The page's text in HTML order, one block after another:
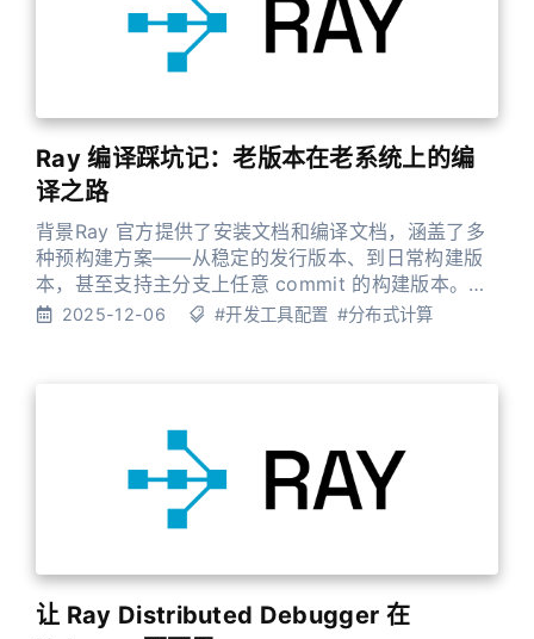
Ray 编译踩坑记：老版本在老系统上的编
译之路
背景Ray 官方提供了安装文档和编译文档，涵盖了多
种预构建方案——从稳定的发行版本、到日常构建版
本，甚至支持主分支上任意 commit 的构建版本。在
多平台、多 Python 版本和多芯片架构的组合下，这
2025-12-06 #开发工具配置 #分布式计算
让 Ray Distributed Debugger 在